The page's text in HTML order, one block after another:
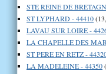
STE REINE DE
ST LYPHARD - 44410
LAVAU SUR LOIRE -
LA CHAPELLE DES
ST PERE EN RETZ -
LA MADELEINE - 44350